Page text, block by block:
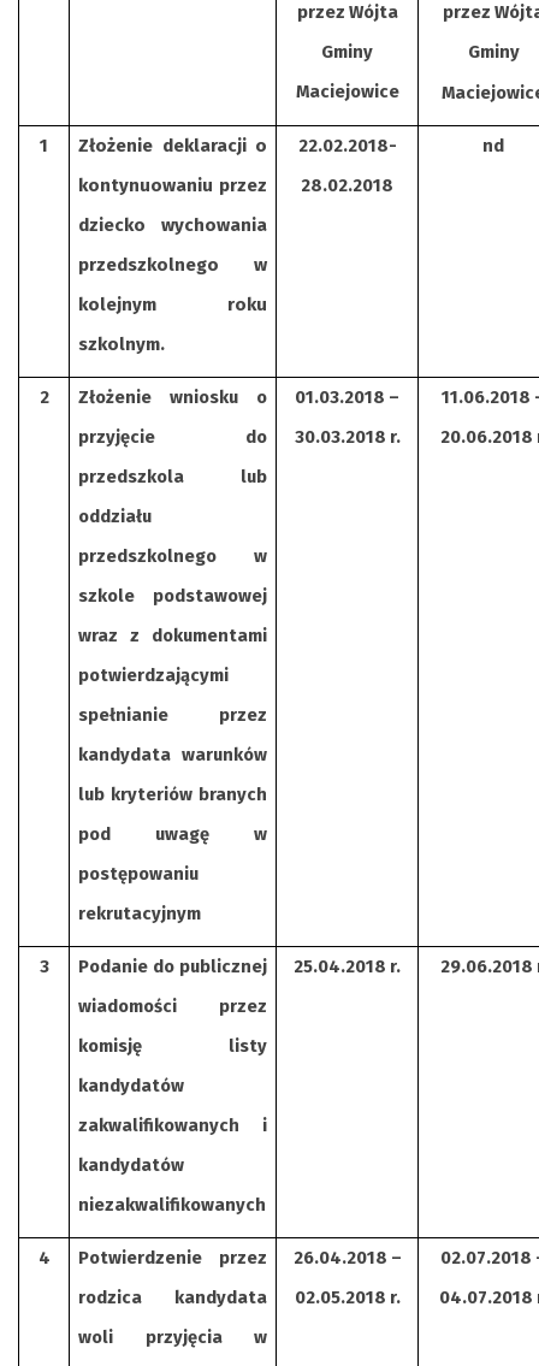
przez Wójta
Gminy
Maciejowice
przez
Gminy
1
Złożenie deklaracji o
kontynuowaniu przez
dziecko wychowania
przedszkolnego w
kolejnym roku
szkolnym.
22.02.2018-
28.02.2018
nd
2
Złożenie wniosku o
przyjęcie do
przedszkola lub
oddziału
przedszkolnego w
szkole podstawowej
wraz z dokumentami
potwierdzającymi
spełnianie przez
kandydata warunków
lub kryteriów branych
pod uwagę w
postępowaniu
rekrutacyjnym
01.03.2018 –
30.03.2018 r.
11.06.2018
20.06.2018
3
Podanie do publicznej
wiadomości przez
komisję listy
kandydatów
zakwalifikowanych i
kandydatów
niezakwalifikowanych
25.04.2018 r. 29.06.2018
4
Potwierdzenie przez
rodzica kandydata
woli przyjęcia w
26.04.2018 –
02.05.2018 r.
02.07.2018
04.07.2018